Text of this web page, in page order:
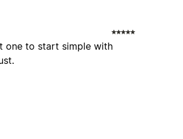
one to start simple with